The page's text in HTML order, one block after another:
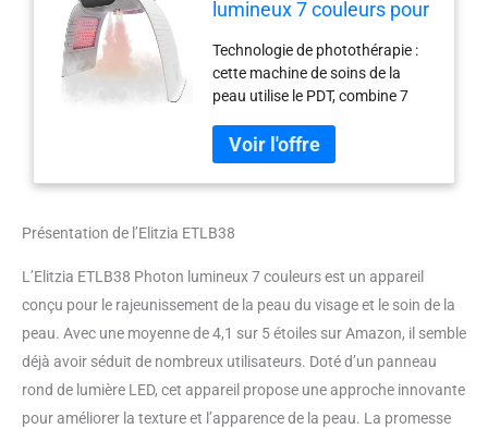
lumineux 7 couleurs pour
peau du visage et soin de
la peau Gris vapeur
Technologie de photothérapie :
cette machine de soins de la
peau utilise le PDT, combine 7
une longueur d'onde différente
pour le traitement léger des
problèmes de peau, aidant à
fonctions de couleur : lumière
production de collagène.
Lumière bleue pour l'élimination
et la prévention de l'acné.
pigments de couleur, réduction
des ridules, vieillissement
nourrissant la peau. Lumière
Présentation de l’Elitzia ETLB38
L’Elitzia ETLB38 Photon lumineux 7 couleurs est un appareil
conçu pour le rajeunissement de la peau du visage et le soin de la
peau. Avec une moyenne de 4,1 sur 5 étoiles sur Amazon, il semble
déjà avoir séduit de nombreux utilisateurs. Doté d’un panneau
rond de lumière LED, cet appareil propose une approche innovante
pour améliorer la texture et l’apparence de la peau. La promesse